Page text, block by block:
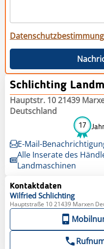
Schlichting
Hauptstr. 10 21439
Deutschland
17
E-Mail-
Alle Inserate des
Landmaschinen
Kontaktdaten
Wilfried Schlichting
Hauptstraße 10 21439 Marxen